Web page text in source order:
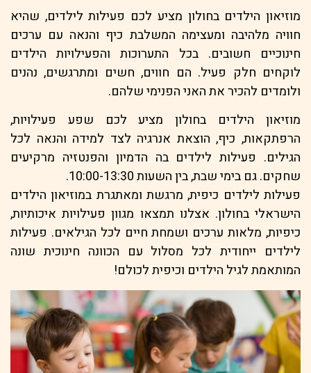
מוזיאון הילדים בחולון מציע לכם פעילות לילדים, שהיא
חוויה מלהיבה ומעצימה המשלבת כיף והנאה עם ערכים
חינוכיים חשובים. בכל התערוכות והפעילויות הילדים
לוקחים חלק פעיל. הם חווים, חשים ומתרגשים, נהנים
ולומדים להכיר את האני הפנימי שלהם.
מוזיאון הילדים בחולון מציע לכם שפע פעילויות,
הרפתקאות, כיף, הוצאת אנרגיה לצד למידה והנאה לכל
הגילים. פעילות לילדים בה הדמיון והפנטזיה מרקיעים
שחקים. גם בימי שבת, בין השעות 10:00-13:30.
פעילות לילדים כיפית, מרגשת ומאתגרת במוזיאון הילדים
הישראלי בחולון. אצלנו תמצאו מגוון פעילויות איכותיות,
כיפיות, מלאות ערכים ושמחת חיים לכל הגילאים. פעילות
לילדים ייחודית לכל מסלול עם הכוונה חינוכית שונה
המותאמת לגיל הילדים וכיפית לכולם!